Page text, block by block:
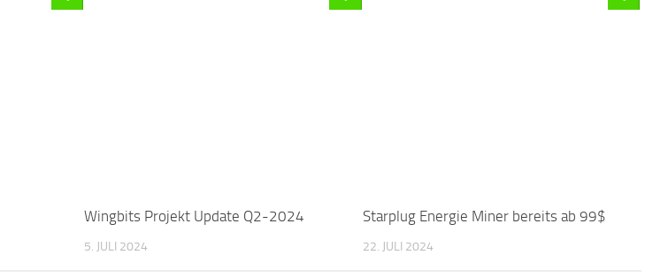
Wingbits Projekt Update Q2-2024
5. JULI 2024
Starplug Energie Miner bereits ab 99$
22. JULI 2024